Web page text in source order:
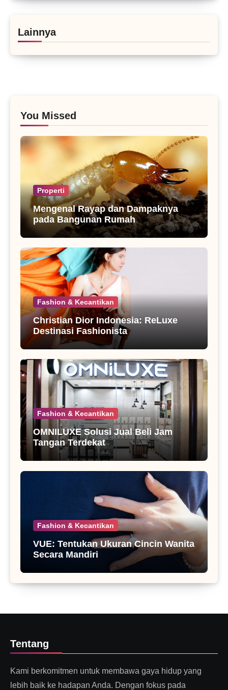
Lainnya
You Missed
Properti
Mengenal Rayap dan Dampaknya
pada Bangunan Rumah
Fashion & Kecantikan
Christian Dior Indonesia: ReLuxe
Destinasi Fashionista
Fashion & Kecantikan
OMNILUXE Solusi Jual Beli Jam
Tangan Terdekat
Fashion & Kecantikan
VUE: Tentukan Ukuran Cincin Wanita
Secara Mandiri
Tentang
Kami berkomitmen untuk membawa gaya hidup yang
lebih baik ke hadapan Anda. Dengan fokus pada